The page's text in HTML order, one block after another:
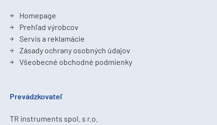
Homepage
Prehľad výrobcov
Servis a reklamácie
Zásady ochrany osobných údajov
Všeobecné obchodné podmienky
Prevádzkovateľ
TR instruments spol. s r.o.